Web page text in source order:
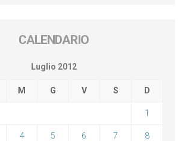
CALENDARIO
Luglio 2012
M G V S D
1
4 5 6 7 8